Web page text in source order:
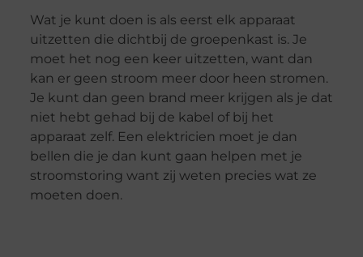
Wat je kunt doen is als eerst elk apparaat
uitzetten die dichtbij de groepenkast is. Je
moet het nog een keer uitzetten, want dan
kan er geen stroom meer door heen stromen.
Je kunt dan geen brand meer krijgen als je dat
niet hebt gehad bij de kabel of bij het
apparaat zelf. Een elektricien moet je dan
bellen die je dan kunt gaan helpen met je
stroomstoring want zij weten precies wat ze
moeten doen.